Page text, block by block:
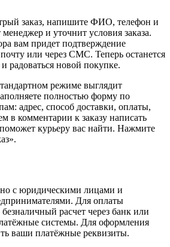
заказ, напишите ФИО, телефон и
и уточнит условия заказа.
вам придет подтверждение
или через СМС. Теперь останется
радоваться новой покупке.
режиме выглядит
полностью форму по
адрес, способ доставки, оплаты,
в комментарии к заказу написать
курьеру вас найти. Нажмите
с юридическими лицами и
Для оплаты
расчет через банк или
системы. Для оформления
ваши платёжные реквизиты.